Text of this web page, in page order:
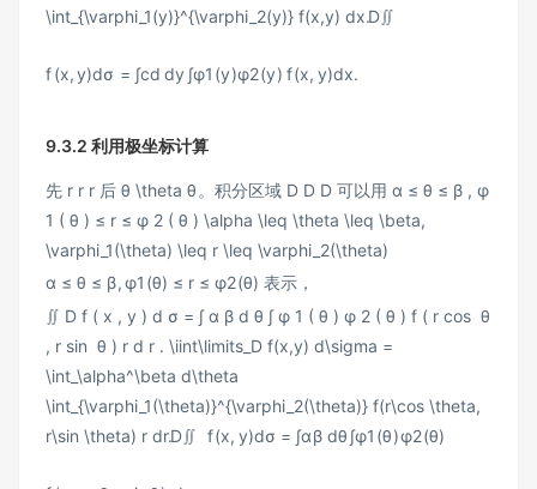
\int_{\varphi_1(y)}^{\varphi_2(y)} f(x,y) dx.D∬
f(x,y)dσ = ∫cd dy ∫φ1 (y)φ2(y) f(x, y)dx.
9.3.2 利用极坐标计算
先 r r r 后θ \thetaθ 。积分区域 D D D 可以用α ≤ θ ≤ β , φ
1 ( θ ) ≤ r ≤ φ 2 ( θ ) \alpha \leq \theta \leq \beta,
\varphi_1(\theta) \leq r \leq \varphi_2(\theta)
α ≤ θ ≤ β,φ1 (θ) ≤ r ≤ φ2(θ) 表示，
∬ D f ( x , y ) d σ = ∫ α β d θ ∫ φ 1 ( θ ) φ 2 ( θ ) f ( r cos ⁡ θ
, r sin ⁡ θ ) r d r . \iint\limits_D f(x,y) d\sigma =
\int_\alpha^\beta d\theta
\int_{\varphi_1(\theta)}^{\varphi_2(\theta)} f(r\cos \theta,
r\sin \theta) r dr.D∬ f(x, y)dσ = ∫αβ dθ ∫φ1 (θ)φ2(θ)